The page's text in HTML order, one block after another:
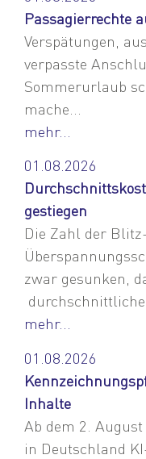
Passagierrechte
Verspätungen,
verpasste
Sommerurlaub
mache...
mehr...
01.08.2026
gestiegen
Die Zahl der
zwar gesunken,
mehr...
01.08.2026
Inhalte
Ab dem 2.
in Deutschland